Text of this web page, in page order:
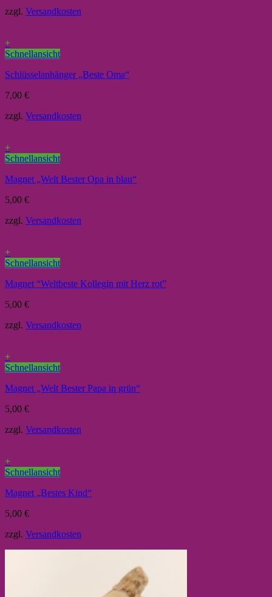
zzgl. Versandkosten
+
Schnellansicht
Schlüsselanhänger „Beste Oma“
7,00 €
zzgl. Versandkosten
+
Schnellansicht
Magnet „Welt Bester Opa in blau“
5,00 €
zzgl. Versandkosten
+
Schnellansicht
Magnet “Weltbeste Kollegin mit Herz rot”
5,00 €
zzgl. Versandkosten
+
Schnellansicht
Magnet „Welt Bester Papa in grün“
5,00 €
zzgl. Versandkosten
+
Schnellansicht
Magnet „Bestes Kind“
5,00 €
zzgl. Versandkosten